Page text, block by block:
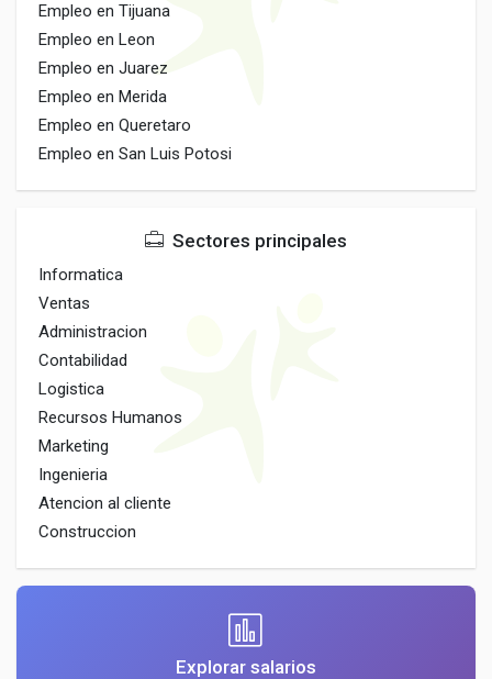
Empleo en Tijuana
Empleo en Leon
Empleo en Juarez
Empleo en Merida
Empleo en Queretaro
Empleo en San Luis Potosi
Sectores principales
Informatica
Ventas
Administracion
Contabilidad
Logistica
Recursos Humanos
Marketing
Ingenieria
Atencion al cliente
Construccion
Explorar salarios